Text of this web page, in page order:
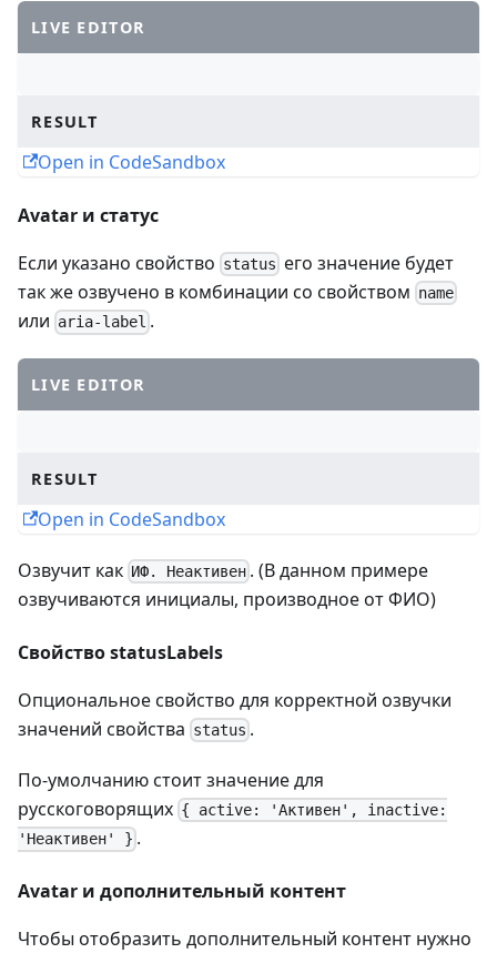
LIVE EDITOR
RESULT
Open in CodeSandbox
Avatar и статус
Если указано свойство status его значение будет
так же озвучено в комбинации со свойством name
или aria-label .
LIVE EDITOR
RESULT
Open in CodeSandbox
Озвучит как ИФ. Неактивен . (В данном примере
озвучиваются инициалы, производное от ФИО)
Свойство statusLabels
Опциональное свойство для корректной озвучки
значений свойства status .
По-умолчанию стоит значение для
русскоговорящих { active: 'Активен', inactive:
'Неактивен' } .
Avatar и дополнительный контент
Чтобы отобразить дополнительный контент нужно